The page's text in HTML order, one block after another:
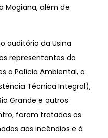
Mogiana, além de
auditório da Usina
representantes da
a Polícia Ambiental, a
Técnica Integral),
Grande e outros
foram tratados os
aos incêndios e à